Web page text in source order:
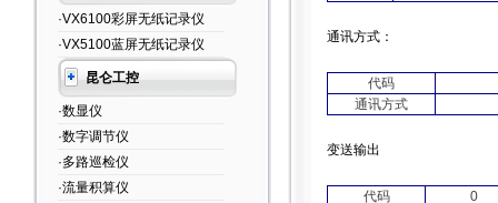
·VX6100彩屏无纸记录仪
·VX5100蓝屏无纸记录仪
昆仑工控
·数显仪
·数字调节仪
·多路巡检仪
·流量积算仪
通讯方式：
代码
通讯方式
变送输出
代码
0